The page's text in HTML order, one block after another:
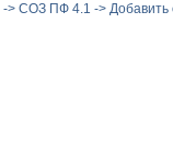
-> СОЗ ПФ 4.1 -> Добавить